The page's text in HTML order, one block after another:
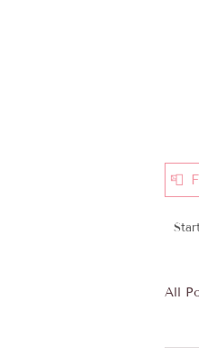
📮
All